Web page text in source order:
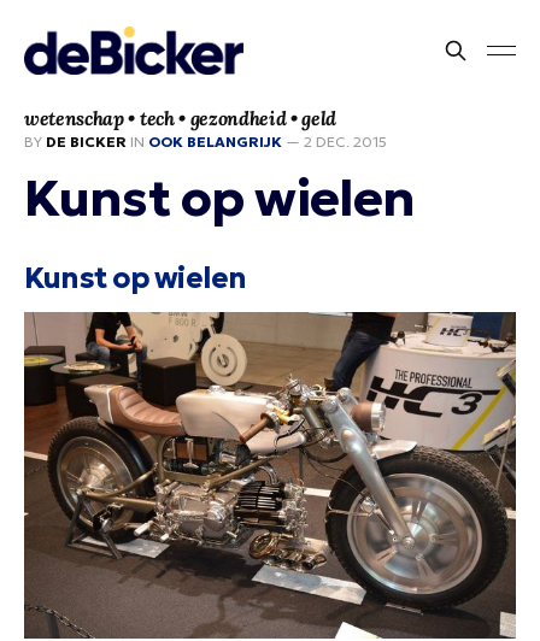
wetenschap • tech • gezondheid • geld
BY DE BICKER IN OOK BELANGRIJK — 2 DEC. 2015
Kunst op wielen
Kunst op wielen